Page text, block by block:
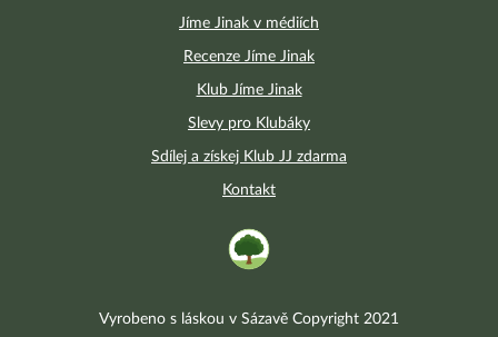
Jíme Jinak v médiích
Recenze Jíme Jinak
Klub Jíme Jinak
Slevy pro Klubáky
Sdílej a získej Klub JJ zdarma
Kontakt
Vyrobeno s láskou v Sázavě Copyright 2021